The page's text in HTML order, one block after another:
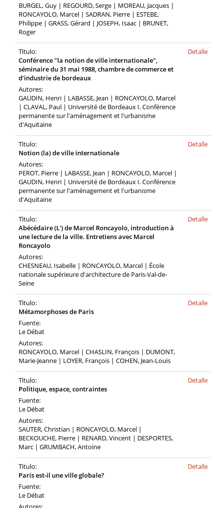
BURGEL, Guy | REGOURD, Serge | MOREAU, Jacques |
RONCAYOLO, Marcel | SADRAN, Pierre | ESTEBE,
Philippe | GRASS, Gérard | JOSEPH, Isaac | BRUNET,
Roger
Tìtulo:
Conférence "la notion de ville internationale",
séminaire du 31 mai 1988, chambre de commerce et
d'industrie de bordeaux
Autores:
GAUDIN, Henri | LABASSE, Jean | RONCAYOLO, Marcel
| CLAVAL, Paul | Université de Bordeaux I. Conférence
permanente sur l'aménagement et l'urbanisme
d'Aquitaine
Detalle
Tìtulo:
Notion (la) de ville internationale
Autores:
PEROT, Pierre | LABASSE, Jean | RONCAYOLO, Marcel |
GAUDIN, Henri | Université de Bordeaux I. Conférence
permanente sur l'aménagement et l'urbanisme
d'Aquitaine
Detalle
Tìtulo:
Abécédaire (L') de Marcel Roncayolo, introduction à
une lecture de la ville. Entretiens avec Marcel
Roncayolo
Autores:
CHESNEAU, Isabelle | RONCAYOLO, Marcel | École
nationale supérieure d'architecture de Paris-Val-de-
Seine
Detalle
Tìtulo:
Métamorphoses de Paris
Fuente:
Le Débat
Autores:
RONCAYOLO, Marcel | CHASLIN, François | DUMONT,
Marie-Jeanne | LOYER, François | COHEN, Jean-Louis
Detalle
Tìtulo:
Politique, espace, contraintes
Fuente:
Le Débat
Autores:
SAUTER, Christian | RONCAYOLO, Marcel |
BECKOUCHE, Pierre | RENARD, Vincent | DESPORTES,
Marc | GRUMBACH, Antoine
Detalle
Tìtulo:
Paris est-il une ville globale?
Fuente:
Le Débat
Detalle